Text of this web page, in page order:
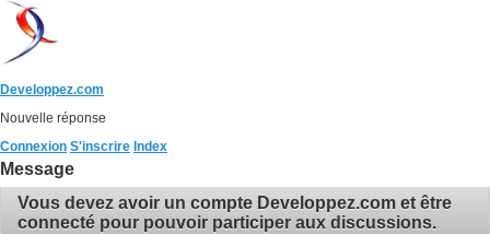
Developpez.com
Nouvelle réponse
Connexion S'inscrire Index
Message
Vous devez avoir un compte Developpez.com et être
connecté pour pouvoir participer aux discussions.